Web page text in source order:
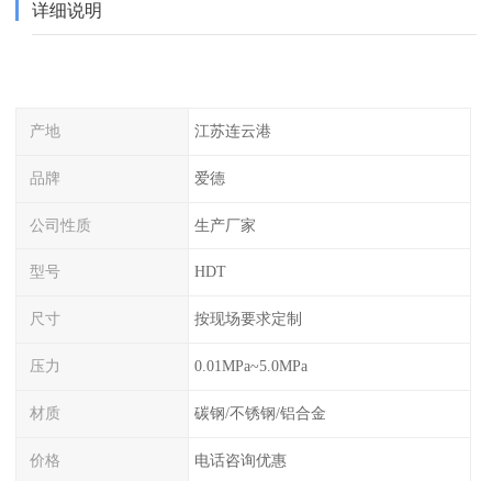
详细说明
产地 江苏连云港
品牌 爱德
公司性质 生产厂家
型号 HDT
尺寸 按现场要求定制
压力 0.01MPa~5.0MPa
材质 碳钢/不锈钢/铝合金
价格 电话咨询优惠